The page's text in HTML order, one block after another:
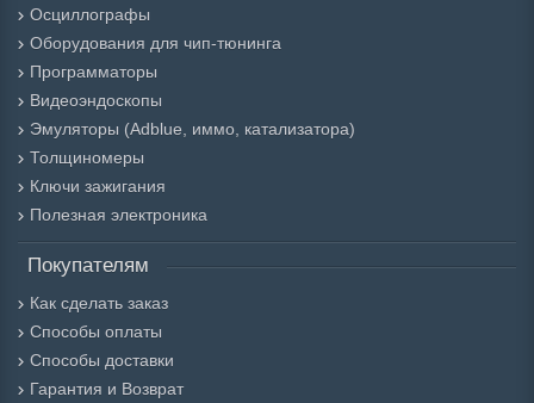
Осциллографы
Оборудования для чип-тюнинга
Программаторы
Видеоэндоскопы
Эмуляторы (Adblue, иммо, катализатора)
Толщиномеры
Ключи зажигания
Полезная электроника
Покупателям
Как сделать заказ
Способы оплаты
Способы доставки
Гарантия и Возврат